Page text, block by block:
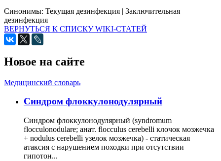
Синонимы: Текущая дезинфекция | Заключительная
дезинфекция
ВЕРНУТЬСЯ К СПИСКУ WIKI-СТАТЕЙ
Новое на сайте
Медицинский словарь
Cиндром флоккулонодулярный
Синдром флоккулонодулярный (syndromum
flocculonodulare; анат. flocculus cerebelli клочок мозжечка
+ nodulus cerebelli узелок мозжечка) - статическая
атаксия с нарушением походки при отсутствии
гипотон...